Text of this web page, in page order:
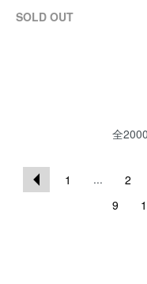
SOLD OUT
全2000
1 ... 2
9